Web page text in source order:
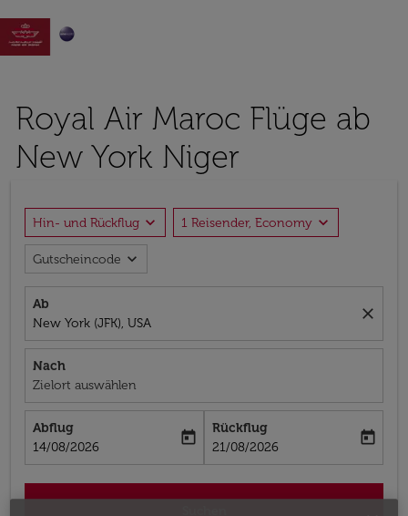

Royal Air Maroc Flüge ab
New York Niger
Hin- und Rückflug expand_more 1 Reisender, Economy expand_more
Gutscheincode expand_more
Ab
New York (JFK), USA
close
Nach
Zielort auswählen
Abflug
fc-booking-departure-date-aria-label
14/08/2026
today
Rückflug
fc-booking-return-date-aria-label
21/08/2026
today